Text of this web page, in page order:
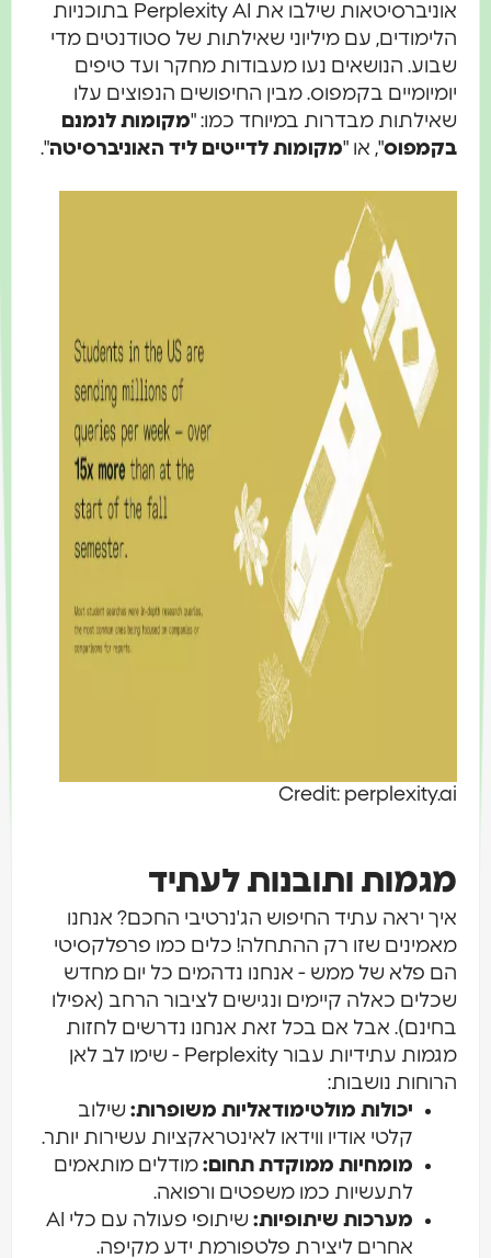
אוניברסיטאות שילבו את Perplexity AI בתוכניות
הלימודים, עם מיליוני שאילתות של סטודנטים מדי
שבוע. הנושאים נעו מעבודות מחקר ועד טיפים
יומיומיים בקמפוס. מבין החיפושים הנפוצים עלו
שאילתות מבדרות במיוחד כמו: "מקומות לנמנם
בקמפוס", או "מקומות לדייטים ליד האוניברסיטה".
Credit: perplexity.ai
מגמות ותובנות לעתיד
איך יראה עתיד החיפוש הג'נרטיבי החכם? אנחנו
מאמינים שזו רק ההתחלה! כלים כמו פרפלקסיטי
הם פלא של ממש - אנחנו נדהמים כל יום מחדש
שכלים כאלה קיימים ונגישים לציבור הרחב (אפילו
בחינם). אבל אם בכל זאת אנחנו נדרשים לחזות
מגמות עתידיות עבור Perplexity - שימו לב לאן
הרוחות נושבות:
יכולות מולטימודאליות משופרות: שילוב
קלטי אודיו ווידאו לאינטראקציות עשירות יותר.
מומחיות ממוקדת תחום: מודלים מותאמים
לתעשיות כמו משפטים ורפואה.
מערכות שיתופיות:
שיתופי פעולה עם כלי AI
אחרים ליצירת פלטפורמת ידע מקיפה.